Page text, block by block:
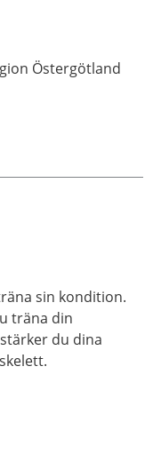
Östergötland
sin kondition.
träna din
du dina